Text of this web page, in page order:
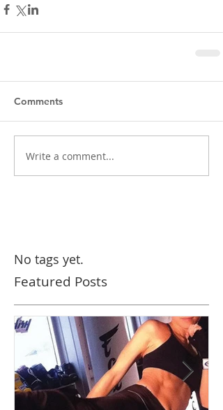
Comments
Write a comment...
No tags yet.
Featured Posts